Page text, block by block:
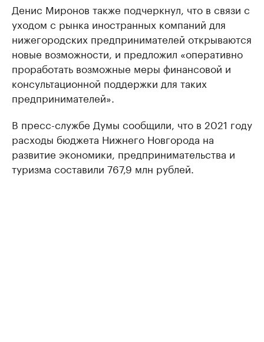
Денис Миронов также подчеркнул, что в связи с
уходом с рынка иностранных компаний для
нижегородских предпринимателей открываются
новые возможности, и предложил «оперативно
проработать возможные меры финансовой и
консультационной поддержки для таких
предпринимателей».
В пресс-службе Думы сообщили, что в 2021 году
расходы бюджета Нижнего Новгорода на
развитие экономики, предпринимательства и
туризма составили 767,9 млн рублей.